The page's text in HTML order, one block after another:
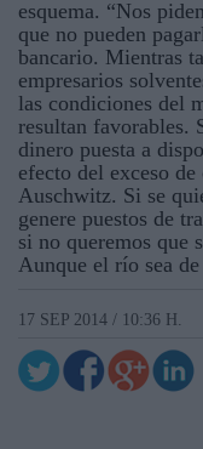
esquema. “Nos
que no pueden
bancario. Mientras
empresarios
las condiciones del
resultan favorables.
dinero puesta a
efecto del exceso
Auschwitz. Si se
genere puestos de
si no queremos que
Aunque el río sea
17 SEP 2014 / 10:36 H.